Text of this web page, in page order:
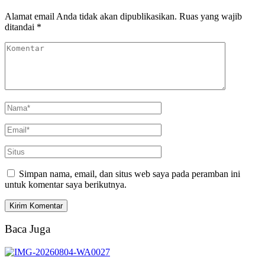
Alamat email Anda tidak akan dipublikasikan. Ruas yang wajib
ditandai *
Simpan nama, email, dan situs web saya pada peramban ini
untuk komentar saya berikutnya.
Baca Juga